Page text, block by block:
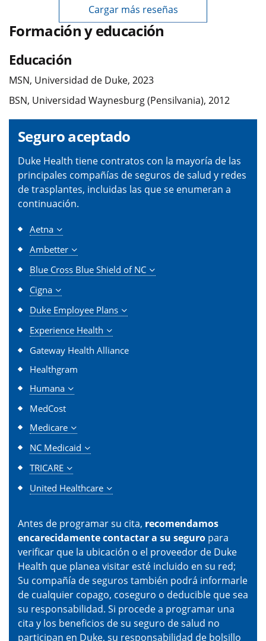
Cargar más reseñas
Formación y educación
Educación
MSN, Universidad de Duke, 2023
BSN, Universidad Waynesburg (Pensilvania), 2012
Seguro aceptado
Duke Health tiene contratos con la mayoría de las
principales compañías de seguros de salud y redes
de trasplantes, incluidas las que se enumeran a
continuación.
Aetna
Ambetter
Blue Cross Blue Shield of NC
Cigna
Duke Employee Plans
Experience Health
Gateway Health Alliance
Healthgram
Humana
MedCost
Medicare
NC Medicaid
TRICARE
United Healthcare
Antes de programar su cita, recomendamos
encarecidamente contactar a su seguro para
verificar que la ubicación o el proveedor de Duke
Health que planea visitar esté incluido en su red;
Su compañía de seguros también podrá informarle
de cualquier copago, coseguro o deducible que sea
su responsabilidad. Si procede a programar una
cita y los beneficios de su seguro de salud no
participan en Duke, su responsabilidad de bolsillo